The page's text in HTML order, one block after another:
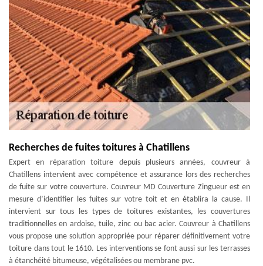
Recherches de fuites toitures à Chatillens
Expert en réparation toiture depuis plusieurs années, couvreur à
Chatillens intervient avec compétence et assurance lors des recherches
de fuite sur votre couverture. Couvreur MD Couverture Zingueur est en
mesure d’identifier les fuites sur votre toit et en établira la cause. Il
intervient sur tous les types de toitures existantes, les couvertures
traditionnelles en ardoise, tuile, zinc ou bac acier. Couvreur à Chatillens
vous propose une solution appropriée pour réparer définitivement votre
toiture dans tout le 1610. Les interventions se font aussi sur les terrasses
à étanchéité bitumeuse, végétalisées ou membrane pvc.